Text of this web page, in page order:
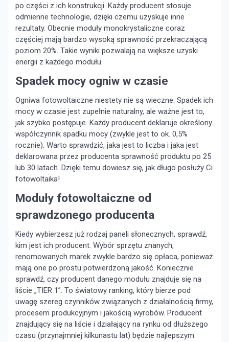
po części z ich konstrukcji. Każdy producent stosuje
odmienne technologie, dzięki czemu uzyskuje inne
rezultaty. Obecnie moduły monokrystaliczne coraz
częściej mają bardzo wysoką sprawność przekraczającą
poziom 20%. Takie wyniki pozwalają na większe uzyski
energii z każdego modułu.
Spadek mocy ogniw w czasie
Ogniwa fotowoltaiczne niestety nie są wieczne. Spadek ich
mocy w czasie jest zupełnie naturalny, ale ważne jest to,
jak szybko postępuje. Każdy producent deklaruje określony
współczynnik spadku mocy (zwykle jest to ok. 0,5%
rocznie). Warto sprawdzić, jaka jest to liczba i jaka jest
deklarowana przez producenta sprawność produktu po 25
lub 30 latach. Dzięki temu dowiesz się, jak długo posłuży Ci
fotowoltaika!
Moduły fotowoltaiczne od
sprawdzonego producenta
Kiedy wybierzesz już rodzaj paneli słonecznych, sprawdź,
kim jest ich producent. Wybór sprzętu znanych,
renomowanych marek zwykle bardzo się opłaca, ponieważ
mają one po prostu potwierdzoną jakość. Koniecznie
sprawdź, czy producent danego modułu znajduje się na
liście „TIER 1”. To światowy ranking, który bierze pod
uwagę szereg czynników związanych z działalnością firmy,
procesem produkcyjnym i jakością wyrobów. Producent
znajdujący się na liście i działający na rynku od dłuższego
czasu (przynajmniej kilkunastu lat) będzie najlepszym